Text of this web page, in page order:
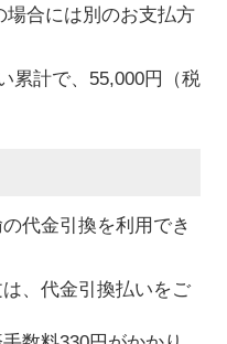
場合には別のお支払方
累計で、55,000円（税
代金引換を利用でき
、代金引換払いをご